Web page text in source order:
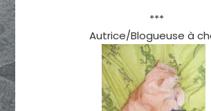
***
Autrice/Blogueuse à